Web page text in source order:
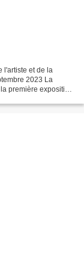
2023 La
première exposition